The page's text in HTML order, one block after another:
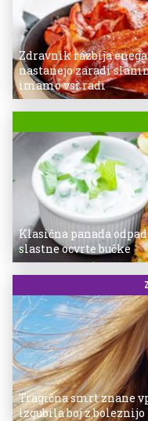
Zdravnik razbija
nastanejo zaradi
imamo vsi radi
Klasična panada
slastne ocvrte bučke
Tragična smrt znane
izgubila boj z boleznijo